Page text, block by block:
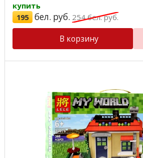
купить
195 бел. руб. 254бел. руб.
В корзину